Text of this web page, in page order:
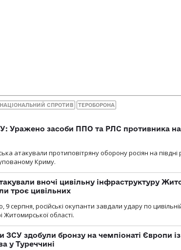
НАЦІОНАЛЬНИЙ СПРОТИВ ТЕРОБОРОНА
Уражено засоби ППО та РЛС противника на
атакували протиповітряну оборону росіян на півдні
Криму.
вночі цивільну інфраструктуру
троє цивільних
9 серпня, російські окупанти завдали удару по
Житомирської області.
ЗСУ здобули бронзу на чемпіонаті Європи
у Туреччині